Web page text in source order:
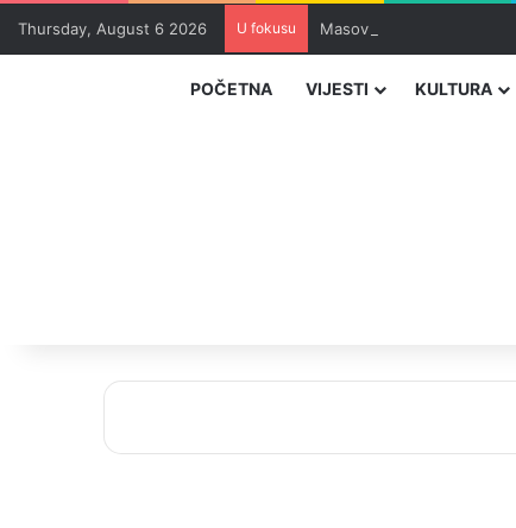
Thursday, August 6 2026 U fokusu Masovna epidemija
POČETNA VIJESTI KULTURA